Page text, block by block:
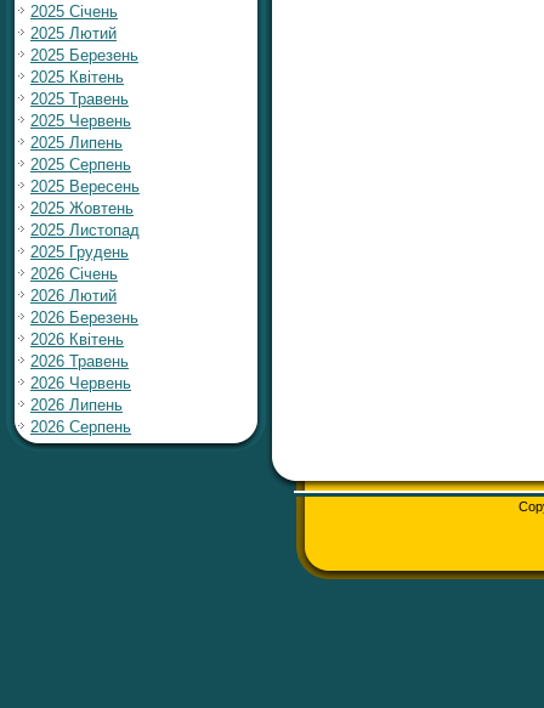
2025 Січень
2025 Лютий
2025 Березень
2025 Квітень
2025 Травень
2025 Червень
2025 Липень
2025 Серпень
2025 Вересень
2025 Жовтень
2025 Листопад
2025 Грудень
2026 Січень
2026 Лютий
2026 Березень
2026 Квітень
2026 Травень
2026 Червень
2026 Липень
2026 Серпень